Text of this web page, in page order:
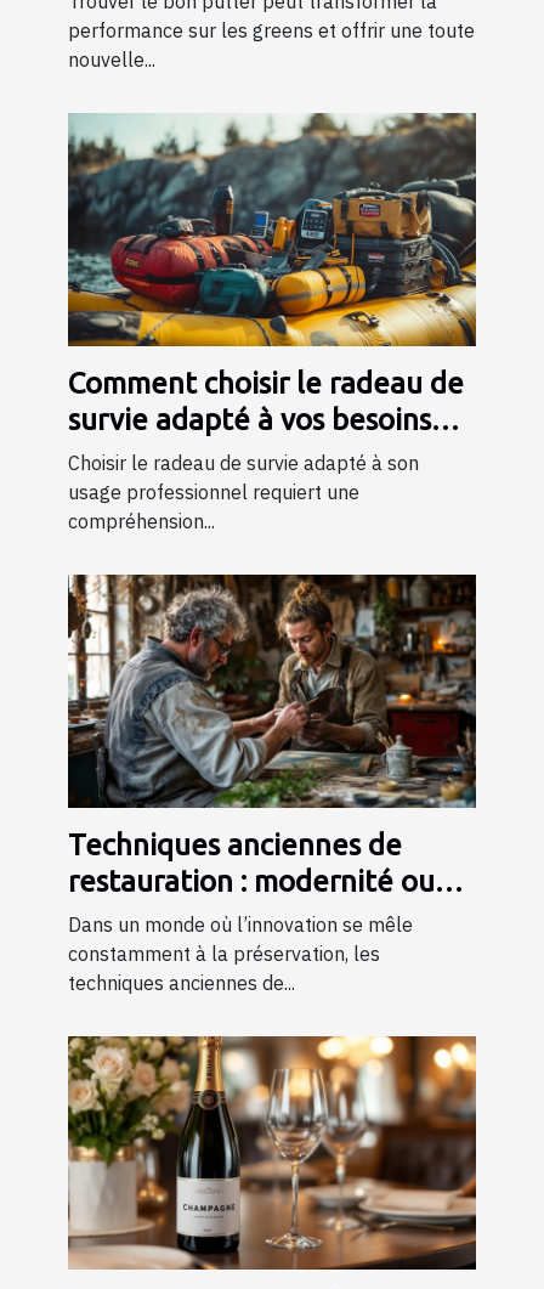
performance sur les greens et offrir une toute
nouvelle...
Comment choisir le radeau de
survie adapté à vos besoins
professionnels ?
Choisir le radeau de survie adapté à son
usage professionnel requiert une
compréhension...
Techniques anciennes de
restauration : modernité ou
tradition ?
Dans un monde où l’innovation se mêle
constamment à la préservation, les
techniques anciennes de...